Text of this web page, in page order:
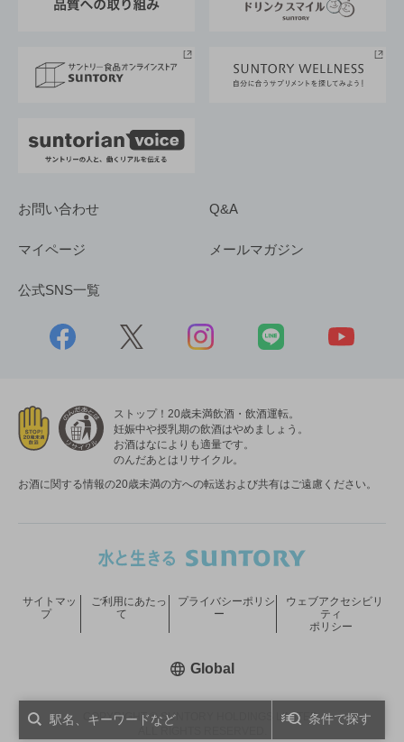
条件で探す
採用情報
お問い合わせ Q&A
マイページ メールマガジン
公式SNS一覧
ストップ！20歳未満飲酒・飲酒運転。
妊娠中や授乳期の飲酒はやめましょう。
お酒はなによりも適量です。
のんだあとはリサイクル。
お酒に関する情報の20歳未満の方への転送および共有はご遠慮ください。
COPYRIGHT © SUNTORY HOLDINGS LIMITED.
サイトマッ
プ
ご利用にあたっ
て
プライバシーポリシ
ー
ウェブアクセシビリ
ティ
ポリシー
Global新しいウィンドウで開く